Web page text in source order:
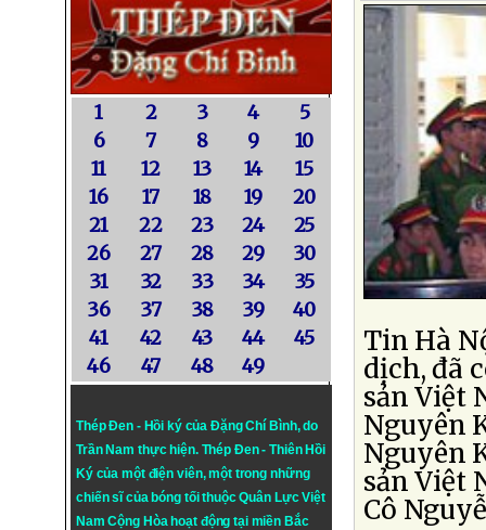
1 2 3 4
5
6
7 8 9
10
11
12 13 14
15
16
17 18 19
20
21
22 23 24
25
26
27 28 29
30
31
32 33 34
35
36
37 38 39
40
41
42 43 44
45
46
47 48 49
Thép Đen - Hồi ký của Đặng Chí Bình, do
Trần Nam thực hiện. Thép Đen- Thiên Hồi
Ký của một điện viên, một trong những
chiến sĩ của bóng tối thuộc Quân Lực Việt
Nam Cộng Hòa hoạt động tại miền Bắc
Tin Hà
dịch, đã
sản Việt
Nguyên
Nguyên
sản Việt
Cô